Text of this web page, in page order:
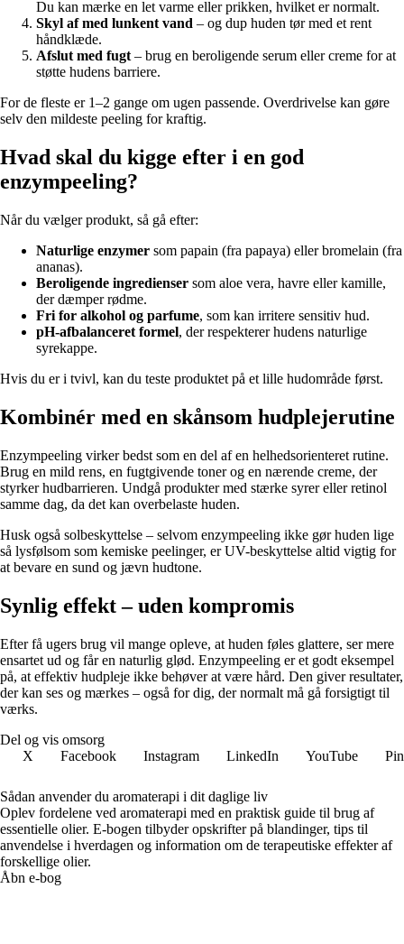
Du kan mærke en let varme eller prikken, hvilket er normalt.
Skyl af med lunkent vand – og dup huden tør med et rent
håndklæde.
Afslut med fugt – brug en beroligende serum eller creme for at
støtte hudens barriere.
For de fleste er 1–2 gange om ugen passende. Overdrivelse kan gøre
selv den mildeste peeling for kraftig.
Hvad skal du kigge efter i en god
enzympeeling?
Når du vælger produkt, så gå efter:
Naturlige enzymer som papain (fra papaya) eller bromelain (fra
ananas).
Beroligende ingredienser som aloe vera, havre eller kamille,
der dæmper rødme.
Fri for alkohol og parfume, som kan irritere sensitiv hud.
pH-afbalanceret formel, der respekterer hudens naturlige
syrekappe.
Hvis du er i tvivl, kan du teste produktet på et lille hudområde først.
Kombinér med en skånsom hudplejerutine
Enzympeeling virker bedst som en del af en helhedsorienteret rutine.
Brug en mild rens, en fugtgivende toner og en nærende creme, der
styrker hudbarrieren. Undgå produkter med stærke syrer eller retinol
samme dag, da det kan overbelaste huden.
Husk også solbeskyttelse – selvom enzympeeling ikke gør huden lige
så lysfølsom som kemiske peelinger, er UV-beskyttelse altid vigtig for
at bevare en sund og jævn hudtone.
Synlig effekt – uden kompromis
Efter få ugers brug vil mange opleve, at huden føles glattere, ser mere
ensartet ud og får en naturlig glød. Enzympeeling er et godt eksempel
på, at effektiv hudpleje ikke behøver at være hård. Den giver resultater,
der kan ses og mærkes – også for dig, der normalt må gå forsigtigt til
værks.
Del og vis omsorg
X
Facebook Instagram LinkedIn YouTube
Sådan anvender du aromaterapi i dit daglige liv
Oplev fordelene ved aromaterapi med en praktisk guide til brug af
essentielle olier. E-bogen tilbyder opskrifter på blandinger, tips til
anvendelse i hverdagen og information om de terapeutiske effekter af
forskellige olier.
Åbn e-bog